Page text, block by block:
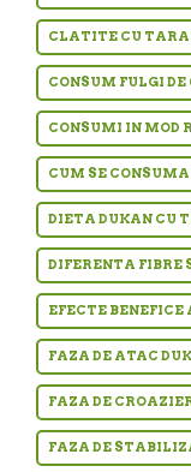
CLATITE CU
CONSUM FULGI DE
CONSUMI IN MOD
CUM SE
DIETA DUKAN CU
DIFERENTA FIBRE
EFECTE
FAZA DE ATAC
FAZA DE
FAZA DE